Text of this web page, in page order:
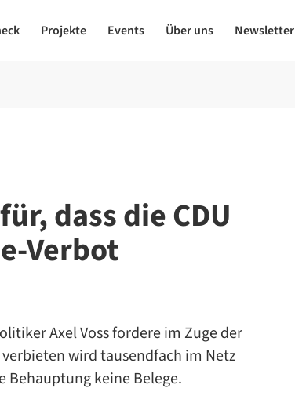
Projekte Events Über uns Newsletter
dass die CDU
Verbot
Axel Voss fordere im Zuge der
wird tausendfach im Netz
Behauptung keine Belege.